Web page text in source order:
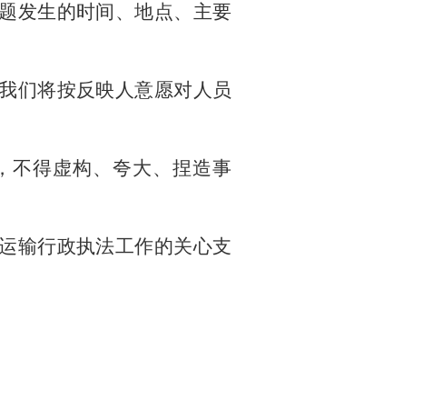
发生的时间、地点、主要
们将按反映人意愿对人员
不得虚构、夸大、捏造事
输行政执法工作的关心支